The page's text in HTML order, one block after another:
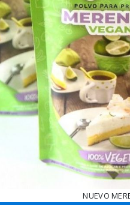
NUEVO